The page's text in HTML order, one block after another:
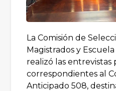
La Comisión de
Magistrados y Escuela
realizó las entrevistas
correspondientes al
Anticipado 508,